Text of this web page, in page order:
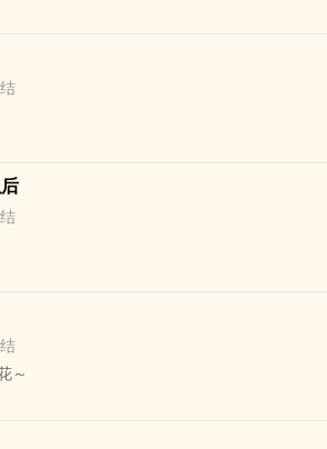
一边哭一边大喊有1吗。
坛体
不小心睡了PI以后
～